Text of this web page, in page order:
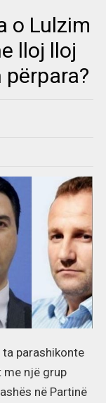
o Lulzim
lloj lloj
parashikonte
me një grup
në Partinë